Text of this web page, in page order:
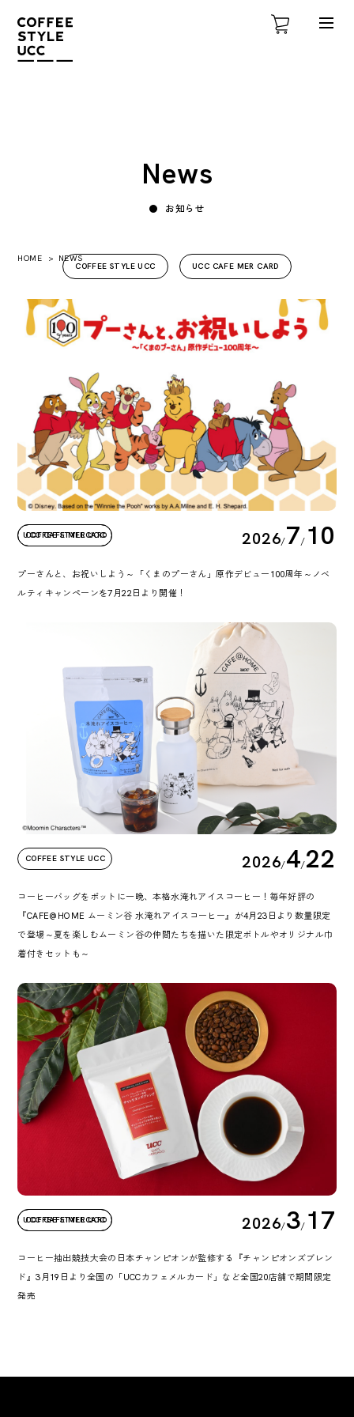
HOME NEWS
News
お知らせ
COFFEE STYLE UCC UCC CAFE MER CARD
COFFEE STYLE UCC
UCC CAFE MERCARD 2026/7/ 10
プーさんと、お祝いしよう～「くまのプーさん」原作デビュー100周年～ノベ
ルティキャンペーンを7月22日より開催！
COFFEE STYLE UCC 2026/4/22
コーヒーバッグをポットに一晩、本格水淹れアイスコーヒー！毎年好評の
『CAFE@HOME ムーミン谷 水淹れアイスコーヒー』が4月23日より数量限定
で登場～夏を楽しむムーミン谷の仲間たちを描いた限定ボトルやオリジナル巾
着付きセットも～
COFFEE STYLE UCC
UCC CAFE MERCARD 2026/3/ 17
コーヒー抽出競技大会の日本チャンピオンが監修する『チャンピオンズブレン
ド』3月19日より全国の「UCCカフェメルカード」など全国20店舗で期間限定
発売